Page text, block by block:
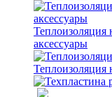
Теплоизоляция
аксессуары
Теплоизоляция